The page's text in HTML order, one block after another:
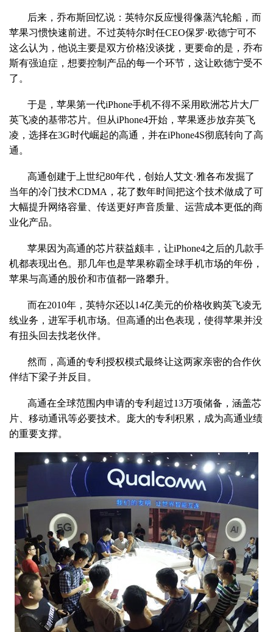
后来，乔布斯回忆说：英特尔反应慢得像蒸汽轮船，而
苹果习惯快速前进。不过英特尔时任CEO保罗·欧德宁可不
这么认为，他说主要是双方价格没谈拢，更要命的是，乔布
斯有强迫症，想要控制产品的每一个环节，这让欧德宁受不
了。
于是，苹果第一代iPhone手机不得不采用欧洲芯片大厂
英飞凌的基带芯片。但从iPhone4开始，苹果逐步放弃英飞
凌，选择在3G时代崛起的高通，并在iPhone4S彻底转向了高
通。
高通创建于上世纪80年代，创始人艾文·雅各布发掘了
当年的冷门技术CDMA，花了数年时间把这个技术做成了可
大幅提升网络容量、传送更好声音质量、运营成本更低的商
业化产品。
苹果因为高通的芯片获益颇丰，让iPhone4之后的几款手
机都表现出色。那几年也是苹果称霸全球手机市场的年份，
苹果与高通的股价和市值都一路攀升。
而在2010年，英特尔还以14亿美元的价格收购英飞凌无
线业务，进军手机市场。但高通的出色表现，使得苹果并没
有扭头回去找老伙伴。
然而，高通的专利授权模式最终让这两家亲密的合作伙
伴结下梁子并反目。
高通在全球范围内申请的专利超过13万项储备，涵盖芯
片、移动通讯等必要技术。庞大的专利积累，成为高通业绩
的重要支撑。